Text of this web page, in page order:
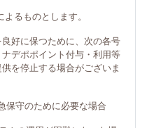
るものとします。
好に保つために、次の各号
デポポイント付与・利用等
を停止する場合がございま
保守のために必要な場合